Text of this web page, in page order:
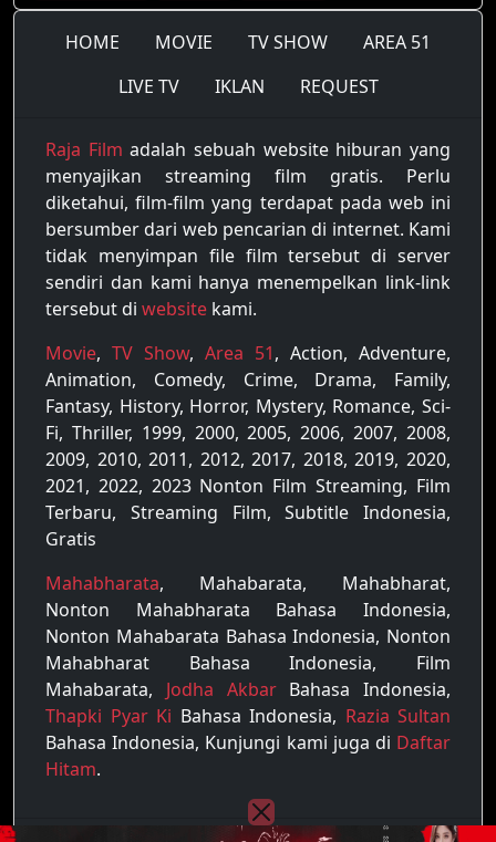
HOME MOVIE TV SHOW
AREA 51
LIVE TV
IKLAN REQUEST
Raja Film adalah sebuah website hiburan yang
menyajikan streaming film gratis. Perlu
diketahui, film-film yang terdapat pada web ini
bersumber dari web pencarian di internet. Kami
tidak menyimpan file film tersebut di server
sendiri dan kami hanya menempelkan link-link
tersebut di website kami.
Movie, TV Show, Area 51, Action, Adventure,
Animation, Comedy, Crime, Drama, Family,
Fantasy, History, Horror, Mystery, Romance, Sci-
Fi, Thriller, 1999, 2000, 2005, 2006, 2007, 2008,
2009, 2010, 2011, 2012, 2017, 2018, 2019, 2020,
2021, 2022, 2023 Nonton Film Streaming, Film
Terbaru, Streaming Film, Subtitle Indonesia,
Gratis
Mahabharata, Mahabarata, Mahabharat,
Nonton Mahabharata Bahasa Indonesia,
Nonton Mahabarata Bahasa Indonesia, Nonton
Mahabharat Bahasa Indonesia, Film
Mahabarata, Jodha AkbarBahasa Indonesia,
Thapki Pyar Ki Bahasa Indonesia, Razia Sultan
Bahasa Indonesia, Kunjungi kami juga di Daftar
Hitam.